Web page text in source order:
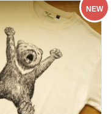
NEW